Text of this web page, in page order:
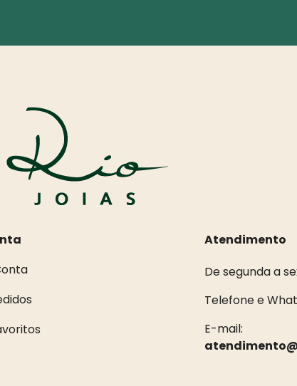
Atendimento
De segunda a
Telefone e
E-mail: